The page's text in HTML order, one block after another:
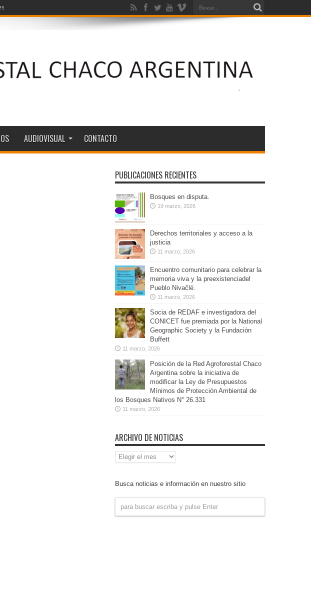
Mínimos de Protección Ambiental de los Bosques Nativos N° 26.331
AUDIOVISUAL CONTACTO
PUBLICACIONES RECIENTES
Bosques en disputa.
19 marzo, 2026
Derechos territoriales y acceso a la
justicia
11 marzo, 2026
Encuentro comunitario para celebrar la
memoria viva y la preexistenciadel
Pueblo Nivaĉlé.
11 marzo, 2026
Socia de REDAF e investigadora del
CONICET fue premiada por la National
Geographic Society y la Fundación
Buffett
11 marzo, 2026
Posición de la Red Agroforestal Chaco
Argentina sobre la iniciativa de
modificar la Ley de Presupuestos
Mínimos de Protección Ambiental de
los Bosques Nativos N° 26.331
11 marzo, 2026
ARCHIVO DE NOTICIAS
Archivo
de
Busca noticias e información en nuestro sitio